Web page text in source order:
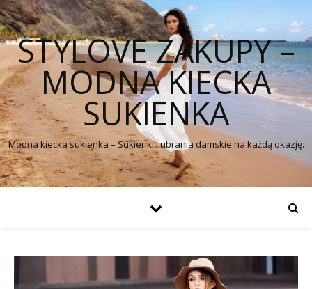
STYLOVE ZAKUPY –
MODNA KIECKA
SUKIENKA
Modna kiecka sukienka – Sukienki i ubrania damskie na każdą okazję.